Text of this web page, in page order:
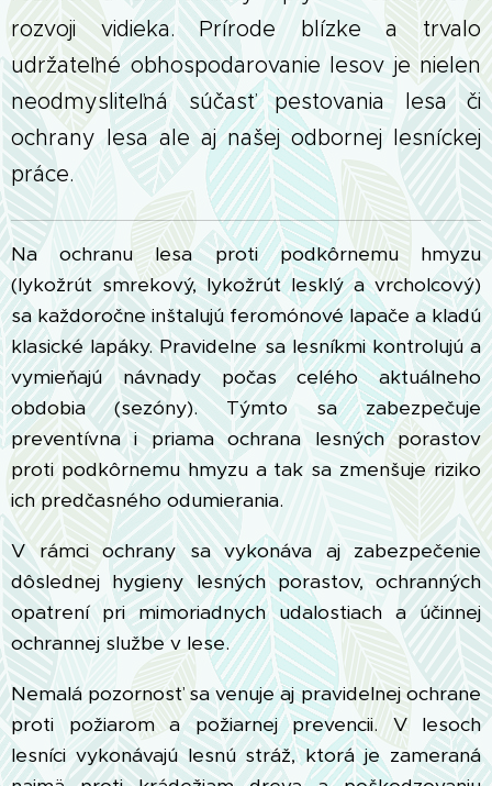
rozvoji vidieka.Prírode blízke a trvalo
udržateľné obhospodarovanie lesov je nielen
neodmysliteľná súčasť pestovania lesa či
ochrany lesa ale aj našej odbornej lesníckej
práce.
Na ochranu lesa proti podkôrnemu hmyzu
(lykožrút smrekový, lykožrút lesklý a vrcholcový)
sa každoročne inštalujú feromónové lapače a kladú
klasické lapáky. Pravidelne sa lesníkmi kontrolujú a
vymieňajú návnady počas celého aktuálneho
obdobia (sezóny). Týmto sa zabezpečuje
preventívna i priama ochrana lesných porastov
proti podkôrnemu hmyzu a tak sa zmenšuje riziko
ich predčasného odumierania.
V rámci ochrany sa vykonáva aj zabezpečenie
dôslednej hygieny lesných porastov, ochranných
opatrení pri mimoriadnych udalostiach a účinnej
ochrannej službe v lese.
Nemalá pozornosť sa venuje aj pravidelnej ochrane
proti požiarom a požiarnej prevencii. V lesoch
lesníci vykonávajú lesnú stráž, ktorá je zameraná